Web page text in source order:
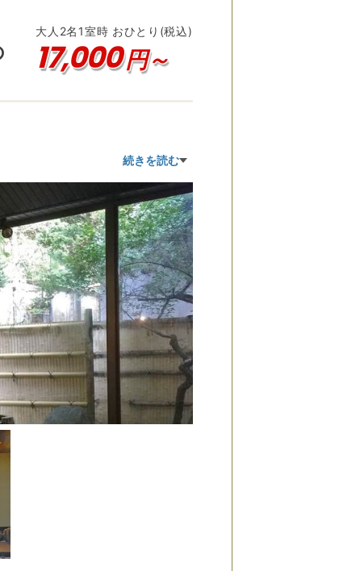
大人 2名 1室時 おひとり(税込)
17,000円～
続きを読む